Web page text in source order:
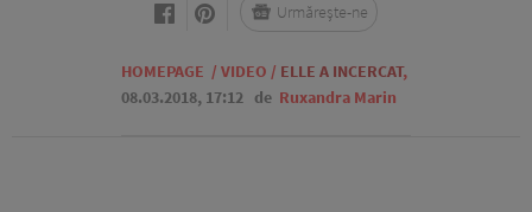
HOMEPAGE / VIDEO / ELLE A INCERCAT,
08.03.2018, 17:12 de Ruxandra Marin
Urmărește-ne